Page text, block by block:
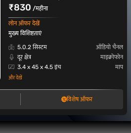
₹830 /महीना
लोन ऑफर देखें
मुख्य विशिष्टताएं
5.0.2 सिस्टम
ऑडियो चैनल
दूर क्षेत्र
माइक्रोफोन
3.4 x 45 x 4.5 इंच
माप
और देखें
विशेष ऑफर